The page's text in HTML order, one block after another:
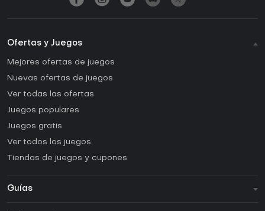
Ofertas y Juegos
Mejores ofertas de juegos
Nuevas ofertas de juegos
Ver todas las ofertas
Juegos populares
Juegos gratis
Ver todos los juegos
Tiendas de juegos y cupones
Guías